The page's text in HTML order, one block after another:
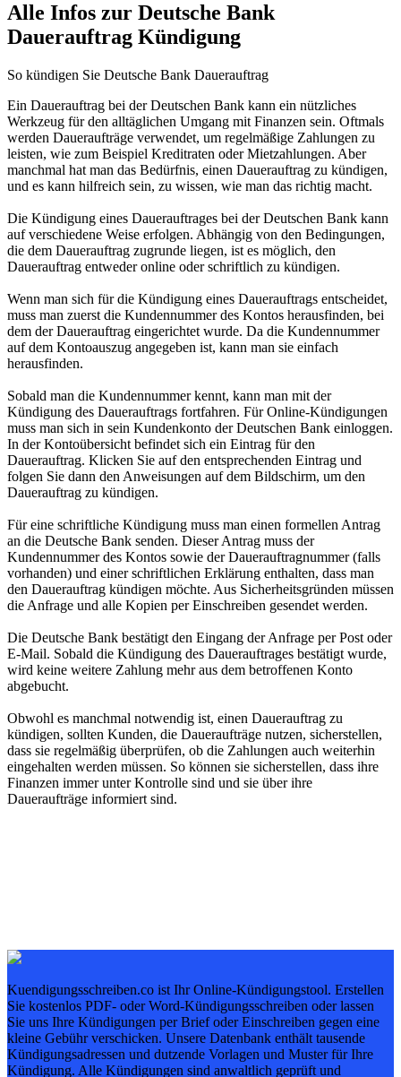
Alle Infos zur Deutsche Bank
Dauerauftrag Kündigung
So kündigen Sie Deutsche Bank Dauerauftrag
Ein Dauerauftrag bei der Deutschen Bank kann ein nützliches
Werkzeug für den alltäglichen Umgang mit Finanzen sein. Oftmals
werden Daueraufträge verwendet, um regelmäßige Zahlungen zu
leisten, wie zum Beispiel Kreditraten oder Mietzahlungen. Aber
manchmal hat man das Bedürfnis, einen Dauerauftrag zu kündigen,
und es kann hilfreich sein, zu wissen, wie man das richtig macht.
Die Kündigung eines Dauerauftrages bei der Deutschen Bank kann
auf verschiedene Weise erfolgen. Abhängig von den Bedingungen,
die dem Dauerauftrag zugrunde liegen, ist es möglich, den
Dauerauftrag entweder online oder schriftlich zu kündigen.
Wenn man sich für die Kündigung eines Dauerauftrags entscheidet,
muss man zuerst die Kundennummer des Kontos herausfinden, bei
dem der Dauerauftrag eingerichtet wurde. Da die Kundennummer
auf dem Kontoauszug angegeben ist, kann man sie einfach
herausfinden.
Sobald man die Kundennummer kennt, kann man mit der
Kündigung des Dauerauftrags fortfahren. Für Online-Kündigungen
muss man sich in sein Kundenkonto der Deutschen Bank einloggen.
In der Kontoübersicht befindet sich ein Eintrag für den
Dauerauftrag. Klicken Sie auf den entsprechenden Eintrag und
folgen Sie dann den Anweisungen auf dem Bildschirm, um den
Dauerauftrag zu kündigen.
Für eine schriftliche Kündigung muss man einen formellen Antrag
an die Deutsche Bank senden. Dieser Antrag muss der
Kundennummer des Kontos sowie der Dauerauftragnummer (falls
vorhanden) und einer schriftlichen Erklärung enthalten, dass man
den Dauerauftrag kündigen möchte. Aus Sicherheitsgründen müssen
die Anfrage und alle Kopien per Einschreiben gesendet werden.
Die Deutsche Bank bestätigt den Eingang der Anfrage per Post oder
E-Mail. Sobald die Kündigung des Dauerauftrages bestätigt wurde,
wird keine weitere Zahlung mehr aus dem betroffenen Konto
abgebucht.
Obwohl es manchmal notwendig ist, einen Dauerauftrag zu
kündigen, sollten Kunden, die Daueraufträge nutzen, sicherstellen,
dass sie regelmäßig überprüfen, ob die Zahlungen auch weiterhin
eingehalten werden müssen. So können sie sicherstellen, dass ihre
Finanzen immer unter Kontrolle sind und sie über ihre
Daueraufträge informiert sind.
Kuendigungsschreiben.co ist Ihr Online-Kündigungstool. Erstellen
Sie kostenlos PDF- oder Word-Kündigungsschreiben oder lassen
Sie uns Ihre Kündigungen per Brief oder Einschreiben gegen eine
kleine Gebühr verschicken. Unsere Datenbank enthält tausende
Kündigungsadressen und dutzende Vorlagen und Muster für Ihre
Kündigung. Alle Kündigungen sind anwaltlich geprüft und